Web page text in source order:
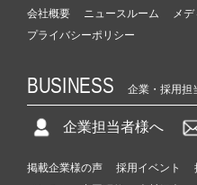
会社概要 ニュースルーム
メ
プライバシーポリシー
BUSINESS 企業・採用担
企業担当者様へ
掲載企業様の声 採用イベント